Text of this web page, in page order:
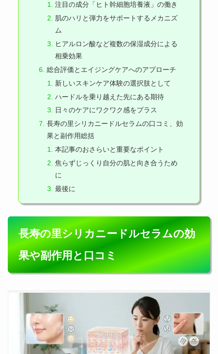
注目の成分「ヒト幹細胞培養液」の働き
肌のハリと弾力をサポートするメカニズ
ム
ヒアルロン酸など複数の保湿成分による
相乗効果
総合評価とエイジングケアへのアプローチ
新しいスキンケア体験の選択肢として
ハードルを乗り越えた先にある期待
日々のケアにワクワク感をプラス
長寿の里シリカニードルセラムの口コミ、効
果と副作用総括
本記事のおさらいと重要なポイント
焦らずじっくり自分の肌と向き合うため
に
最後に
長寿の里シリカニードルセラムの効
果や副作用と口コミ